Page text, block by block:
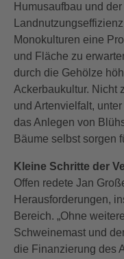
Humusaufbau und
Monokulturen eine
und Fläche zu
durch die Gehölze
Ackerbaukultur. Nicht
und Artenvielfalt,
das Anlegen von
Bäume selbst sorgen
Kleine Schritte der
Offen redete Jan
Herausforderungen,
Bereich. „Ohne
Schweinemast und
die Finanzierung des